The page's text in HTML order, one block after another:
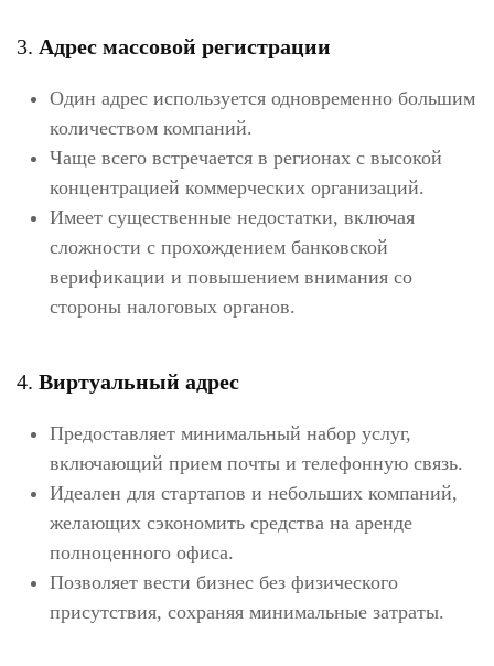
3. Адрес массовой регистрации
Один адрес используется одновременно большим
количеством компаний.
Чаще всего встречается в регионах с высокой
концентрацией коммерческих организаций.
Имеет существенные недостатки, включая
сложности с прохождением банковской
верификации и повышением внимания со
стороны налоговых органов.
4. Виртуальный адрес
Предоставляет минимальный набор услуг,
включающий прием почты и телефонную связь.
Идеален для стартапов и небольших компаний,
желающих сэкономить средства на аренде
полноценного офиса.
Позволяет вести бизнес без физического
присутствия, сохраняя минимальные затраты.